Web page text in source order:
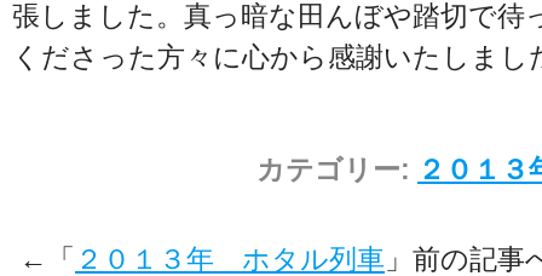
張しました。真っ暗な田んぼや踏切で待
くださった方々に心から感謝いたしまし
カテゴリー: ２０１
←「 ２０１３年 ホタル列車 」前の記